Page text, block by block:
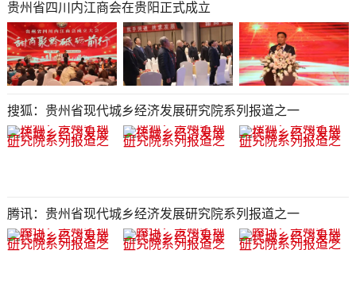
贵州省四川内江商会在贵阳正式成立
搜狐：贵州省现代城乡经济发展研究院系列报道之一
腾讯：贵州省现代城乡经济发展研究院系列报道之一